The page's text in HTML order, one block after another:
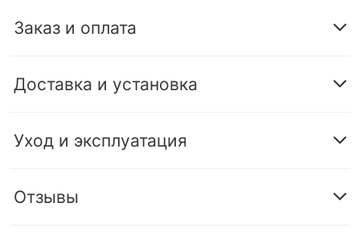
Заказ и оплата
Доставка и установка
Уход и эксплуатация
Отзывы